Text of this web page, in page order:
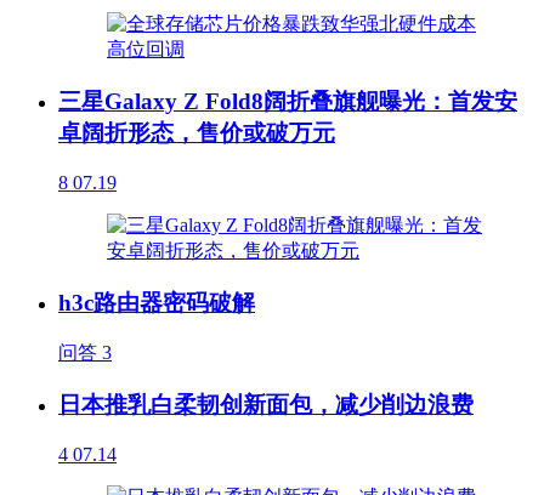
三星Galaxy Z Fold8阔折叠旗舰曝光：首发安
卓阔折形态，售价或破万元
8 07.19
h3c路由器密码破解
问答 3
日本推乳白柔韧创新面包，减少削边浪费
4 07.14